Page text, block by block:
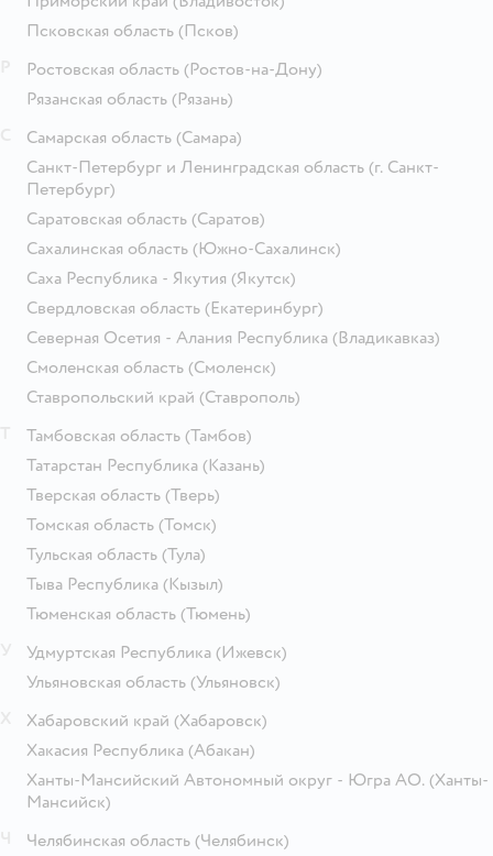
Псковская область (Псков)
Ростовская область (Ростов-на-Дону)
Рязанская область (Рязань)
Самарская область (Самара)
Санкт-Петербург и Ленинградская область (г. Санкт-
Петербург)
Саратовская область (Саратов)
Сахалинская область (Южно-Сахалинск)
Саха Республика - Якутия (Якутск)
Свердловская область (Екатеринбург)
Северная Осетия - Алания Республика (Владикавказ)
Смоленская область (Смоленск)
Ставропольский край (Ставрополь)
Тамбовская область (Тамбов)
Татарстан Республика (Казань)
Тверская область (Тверь)
Томская область (Томск)
Тульская область (Тула)
Тыва Республика (Кызыл)
Тюменская область (Тюмень)
Удмуртская Республика (Ижевск)
Ульяновская область (Ульяновск)
Хабаровский край (Хабаровск)
Хакасия Республика (Абакан)
Ханты-Мансийский Автономный округ - Югра АО. (Ханты-
Мансийск)
Челябинская область (Челябинск)